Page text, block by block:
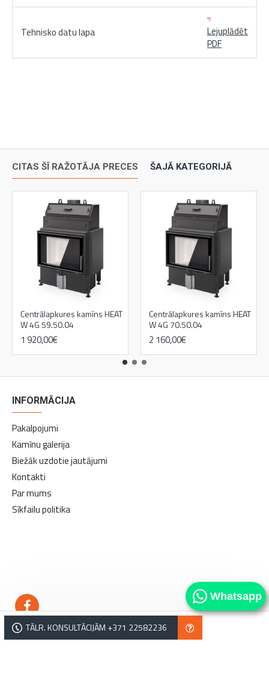
Whatsapp
TĀLR. KONSULTĀCIJĀM +371 22582236
Tehnisko datu lapa
Lejuplādēt
PDF
CITAS ŠĪ RAŽOTĀJA PRECES ŠAJĀ KATEGORIJĀ
Centrālapkures kamīns HEAT
W 4G 59.50.04
1 920,00€
Centrālapkures kamīns HEAT
W 4G 70.50.04
2 160,00€
INFORMĀCIJA
Pakalpojumi
Kamīnu galerija
Biežāk uzdotie jautājumi
Kontakti
Par mums
Sīkfailu politika